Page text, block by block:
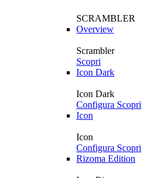
SCRAMBLER
Overview
Scrambler
Scopri
Icon Dark
Icon Dark
Configura Scopri
Icon
Icon
Configura Scopri
Rizoma Edition